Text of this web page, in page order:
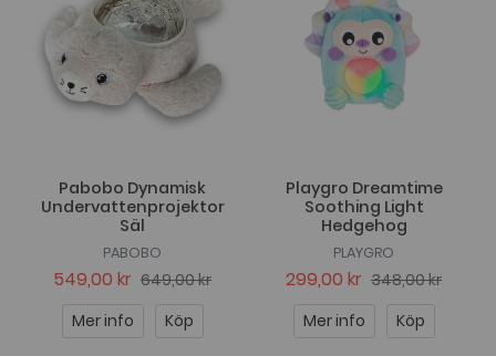
Pabobo Dynamisk
Undervattenprojektor
Säl
PABOBO
549,00 kr 649,00 kr
Mer info
Köp
Playgro Dreamtime
Soothing Light
Hedgehog
PLAYGRO
299,00 kr 348,00 kr
Mer info
Köp